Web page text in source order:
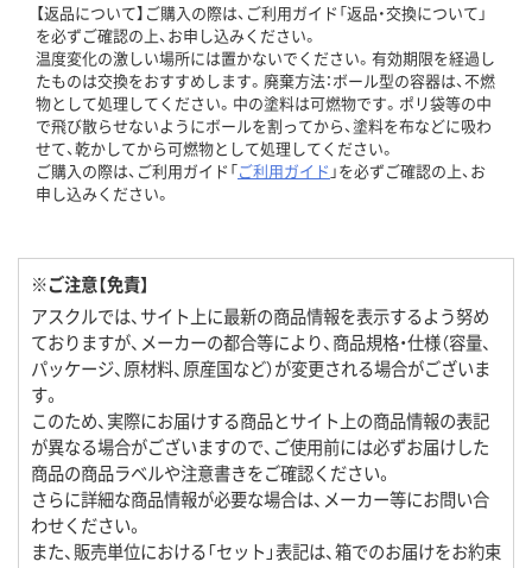
【返品について】ご購入の際は、ご利用ガイド「返品・交換について」
を必ずご確認の上、お申し込みください。
温度変化の激しい場所には置かないでください。有効期限を経過し
たものは交換をおすすめします。廃棄方法：ボール型の容器は、不燃
物として処理してください。中の塗料は可燃物です。ポリ袋等の中
で飛び散らせないようにボールを割ってから、塗料を布などに吸わ
せて、乾かしてから可燃物として処理してください。
ご購入の際は、ご利用ガイド「ご利用ガイド 」を必ずご確認の上、お
申し込みください。
※ご注意【免責】
アスクルでは、サイト上に最新の商品情報を表示するよう努め
ておりますが、メーカーの都合等により、商品規格・仕様（容量、
パッケージ、原材料、原産国など）が変更される場合がございま
す。
このため、実際にお届けする商品とサイト上の商品情報の表記
が異なる場合がございますので、ご使用前には必ずお届けした
商品の商品ラベルや注意書きをご確認ください。
さらに詳細な商品情報が必要な場合は、メーカー等にお問い合
わせください。
また、販売単位における「セット」表記は、箱でのお届けをお約束